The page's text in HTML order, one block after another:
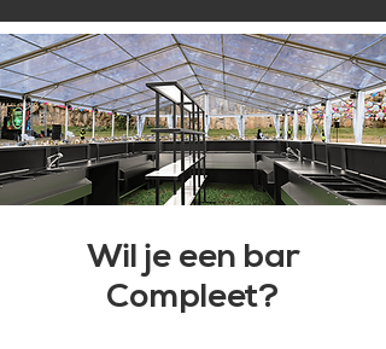
Wil je een bar
Compleet?